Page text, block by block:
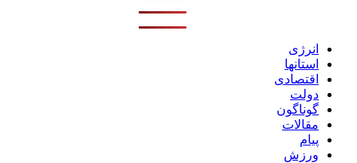
انرژی
استانها
اقتصادی
دولت
گوناگون
مقالات
پیام
ورزش